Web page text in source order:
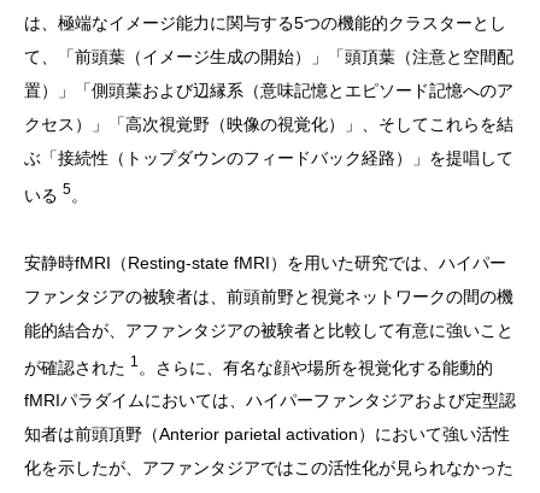
は、極端なイメージ能力に関与する5つの機能的クラスターとし
て、「前頭葉（イメージ生成の開始）」「頭頂葉（注意と空間配
置）」「側頭葉および辺縁系（意味記憶とエピソード記憶へのア
クセス）」「高次視覚野（映像の視覚化）」、そしてこれらを結
ぶ「接続性（トップダウンのフィードバック経路）」を提唱して
いる 5。
安静時fMRI（Resting-state fMRI）を用いた研究では、ハイパー
ファンタジアの被験者は、前頭前野と視覚ネットワークの間の機
能的結合が、アファンタジアの被験者と比較して有意に強いこと
が確認された 1
。さらに、有名な顔や場所を視覚化する能動的
fMRIパラダイムにおいては、ハイパーファンタジアおよび定型認
知者は前頭頂野（Anterior parietal activation）において強い活性
化を示したが、アファンタジアではこの活性化が見られなかった